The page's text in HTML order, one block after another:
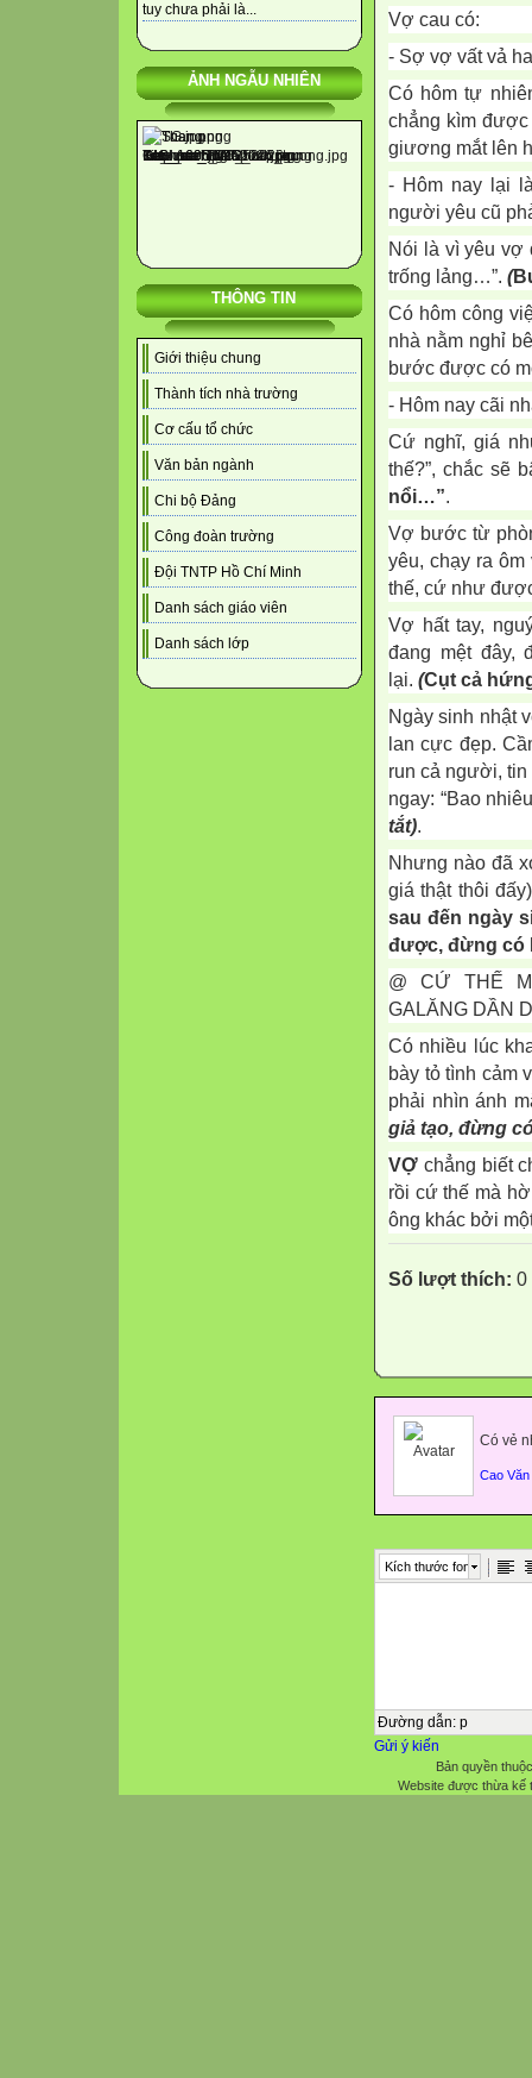
tuy chưa phải là...
ẢNH NGẪU NHIÊN
THÔNG TIN
Giới thiệu chung
Thành tích nhà trường
Cơ cấu tổ chức
Văn bản ngành
Chi bộ Đảng
Công đoàn trường
Đội TNTP Hồ Chí Minh
Danh sách giáo viên
Danh sách lớp
Vợ cau có:
- Sợ vợ vất vả
Có hôm tự
chẳng kìm
giương mắt lên
- Hôm nay lại
người yêu cũ
Nói là vì yêu vợ
trống lảng…”. (
Có hôm công
nhà nằm nghỉ
bước được có
- Hôm nay cãi
Cứ nghĩ, giá
thế?”, chắc sẽ
nổi…”.
Vợ bước từ
yêu, chạy ra
thế, cứ như
Vợ hất tay,
đang mệt đây,
lại. (Cụt cả
Ngày sinh nhật
lan cực đẹp.
run cả người, tin
ngay: “Bao
tắt).
Nhưng nào đã
giá thật thôi
sau đến ngày
được, đừng có
@ CỨ THẾ
GALĂNG DẦN
Có nhiều lúc
bày tỏ tình cảm
phải nhìn ánh
giả tạo, đừng
VỢ chẳng biết
rồi cứ thế mà
ông khác bởi
Số lượt thích: 0
Có vẻ
Cao Văn
Kích thước font
Đường dẫn: p
Gửi ý kiến
Bản quyền
Website được thừa kế